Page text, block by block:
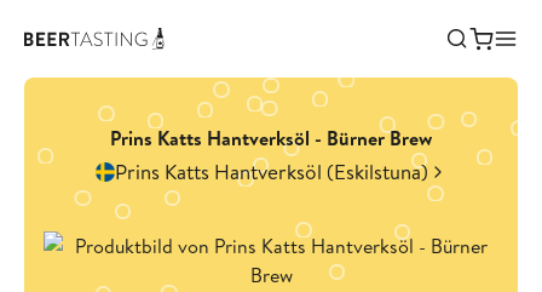
Prins Katts Hantverksöl - Bürner Brew
Prins Katts Hantverksöl (Eskilstuna)